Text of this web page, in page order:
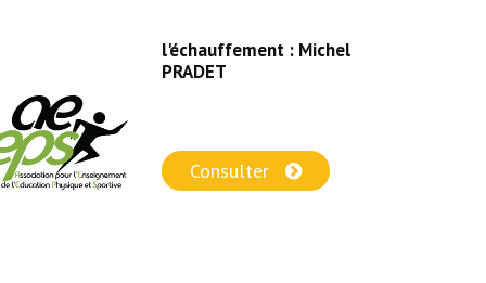
l'échauffement : Michel
PRADET
Consulter